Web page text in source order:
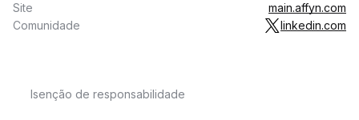
Site
main.affyn.com
Comunidade
linkedin.com
Isenção de responsabilidade